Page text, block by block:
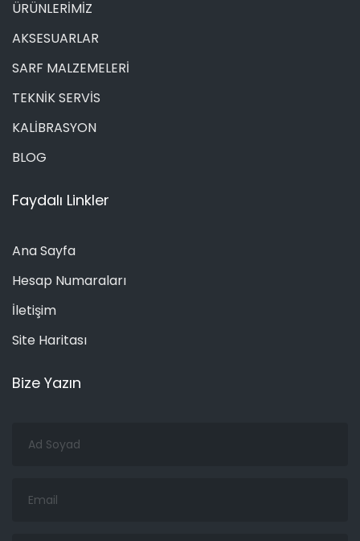
ÜRÜNLERİMİZ
AKSESUARLAR
SARF MALZEMELERİ
TEKNİK SERVİS
KALİBRASYON
BLOG
Faydalı Linkler
Ana Sayfa
Hesap Numaraları
İletişim
Site Haritası
Bize Yazın
Soyad